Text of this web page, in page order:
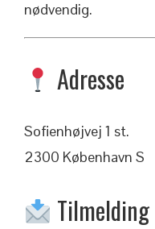
nødvendig.
Adresse
Sofienhøjvej 1 st.
2300 København S
Tilmelding